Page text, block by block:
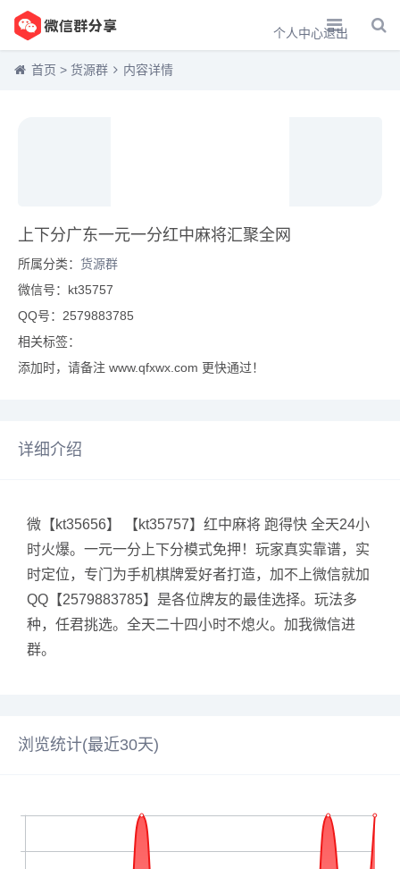
个人中心退出
首页 > 货源群 内容详情
上下分广东一元一分红中麻将汇聚全网
所属分类： 货源群
微信号：kt35757
QQ号：2579883785
相关标签：
添加时，请备注 www.qfxwx.com 更快通过！
详细介绍
微【kt35656】 【kt35757】红中麻将 跑得快 全天24小
时火爆。一元一分上下分模式免押！玩家真实靠谱，实
时定位，专门为手机棋牌爱好者打造，加不上微信就加
QQ【2579883785】是各位牌友的最佳选择。玩法多
种，任君挑选。全天二十四小时不熄火。加我微信进
群。
浏览统计(最近30天)